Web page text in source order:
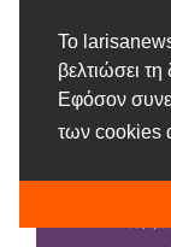
Το
βελτιώσει
Εφόσον
των cookies